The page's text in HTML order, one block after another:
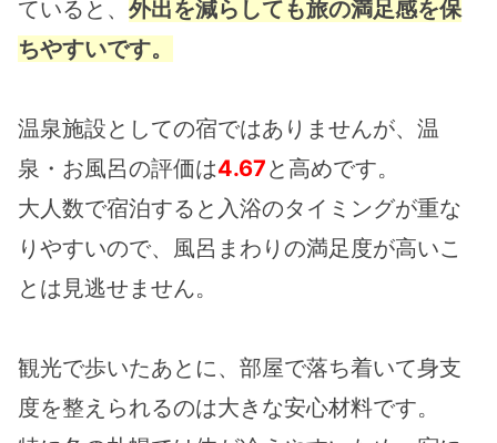
ていると、 外出を減らしても旅の満足感を保
ちやすいです。
温泉施設としての宿ではありませんが、温
泉・お風呂の評価は4.67と高めです。
大人数で宿泊すると入浴のタイミングが重な
りやすいので、風呂まわりの満足度が高いこ
とは見逃せません。
観光で歩いたあとに、部屋で落ち着いて身支
度を整えられるのは大きな安心材料です。